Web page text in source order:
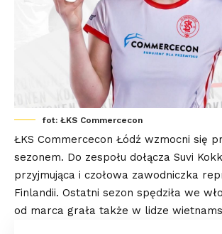
fot: ŁKS Commercecon
ŁKS Commercecon Łódź wzmocni się
sezonem. Do zespołu dołącza Suvi
przyjmująca i czołowa zawodniczka
Finlandii. Ostatni sezon spędziła we
od marca grała także w lidze